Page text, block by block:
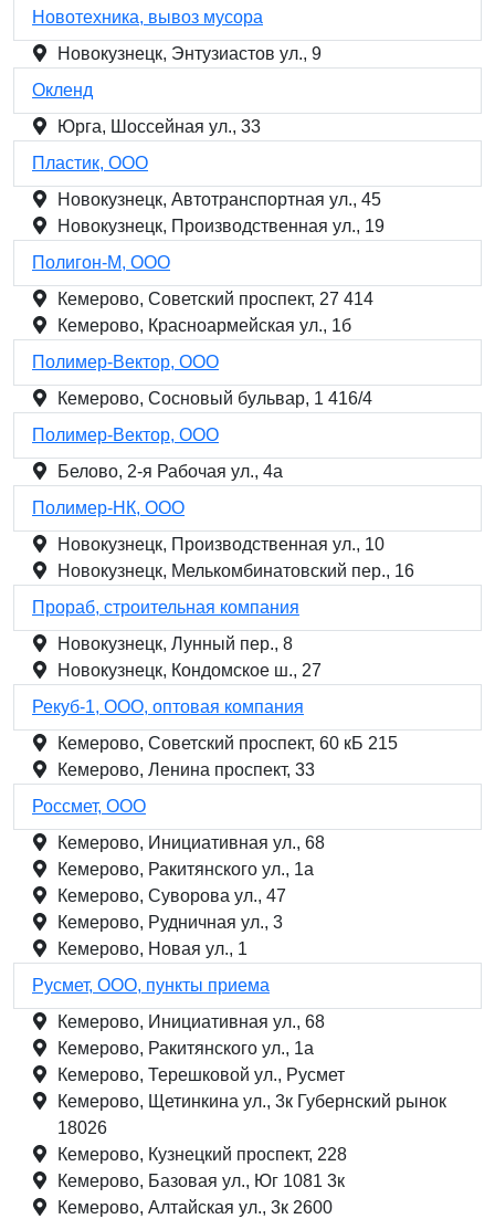
Новотехника, вывоз мусора
Новокузнецк, Энтузиастов ул., 9
Окленд
Юрга, Шоссейная ул., 33
Пластик, ООО
Новокузнецк, Автотранспортная ул., 45
Новокузнецк, Производственная ул., 19
Полигон-М, ООО
Кемерово, Советский проспект, 27 414
Кемерово, Красноармейская ул., 1б
Полимер-Вектор, ООО
Кемерово, Сосновый бульвар, 1 416/4
Полимер-Вектор, ООО
Белово, 2-я Рабочая ул., 4а
Полимер-НК, ООО
Новокузнецк, Производственная ул., 10
Новокузнецк, Мелькомбинатовский пер., 16
Прораб, строительная компания
Новокузнецк, Лунный пер., 8
Новокузнецк, Кондомское ш., 27
Рекуб-1, ООО, оптовая компания
Кемерово, Советский проспект, 60 кБ 215
Кемерово, Ленина проспект, 33
Россмет, ООО
Кемерово, Инициативная ул., 68
Кемерово, Ракитянского ул., 1а
Кемерово, Суворова ул., 47
Кемерово, Рудничная ул., 3
Кемерово, Новая ул., 1
Русмет, ООО, пункты приема
Кемерово, Инициативная ул., 68
Кемерово, Ракитянского ул., 1а
Кемерово, Терешковой ул., Русмет
Кемерово, Щетинкина ул., 3к Губернский рынок
18026
Кемерово, Кузнецкий проспект, 228
Кемерово, Базовая ул., Юг 1081 3к
Кемерово, Алтайская ул., 3к 2600